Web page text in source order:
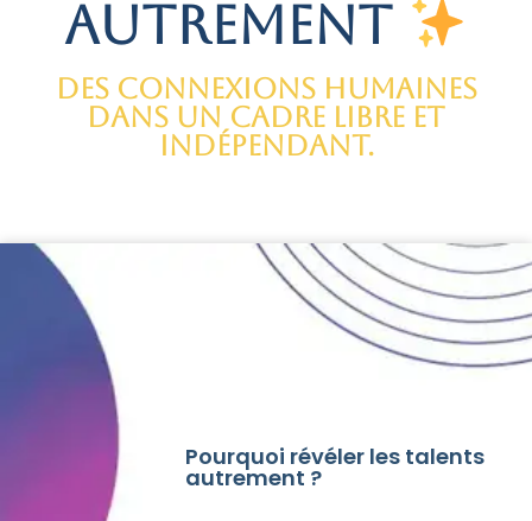
autrement
Des connexions humaines
dans un cadre libre et
indépendant.
Pourquoi révéler les talents
autrement ?